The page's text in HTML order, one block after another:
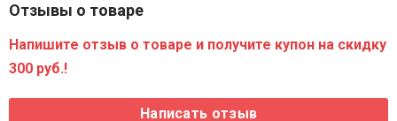
Отзывы о товаре
Напишите отзыв о товаре и получите купон на скидку
300 руб.!